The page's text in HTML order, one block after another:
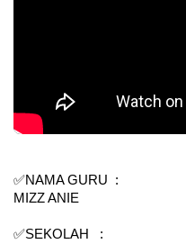
✅NAMA GURU  :
MIZZ ANIE
✅SEKOLAH   :